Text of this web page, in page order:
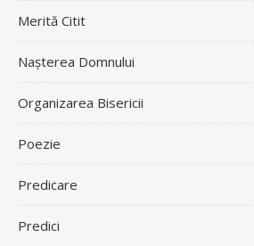
Merită Citit
Nașterea Domnului
Organizarea Bisericii
Poezie
Predicare
Predici